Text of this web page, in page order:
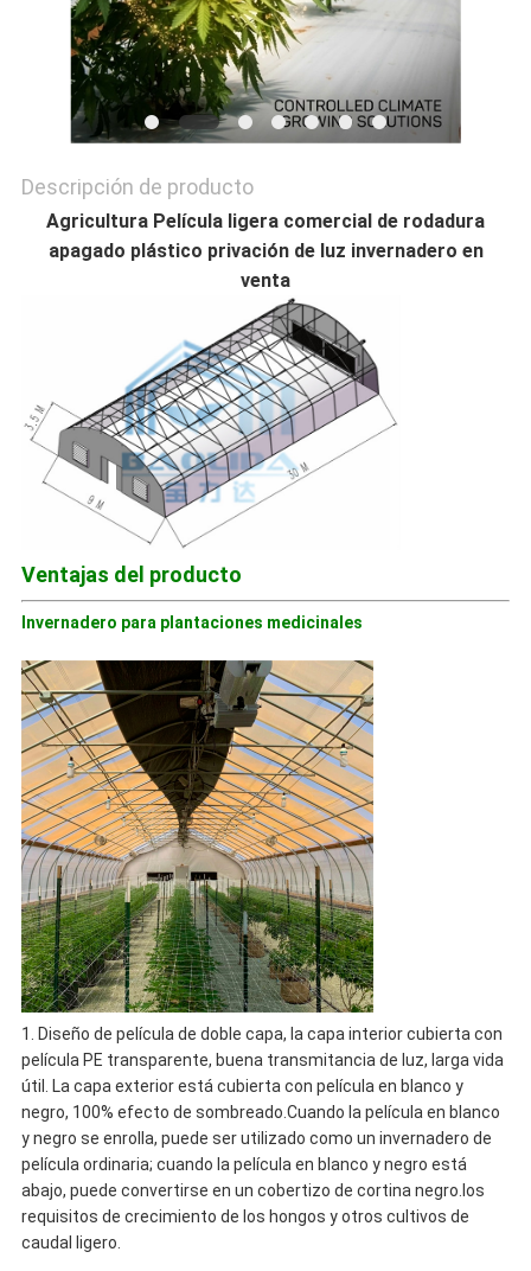
PRIVACIDAD
Descripción de producto
Agricultura Película ligera comercial de rodadura
apagado plástico privación de luz invernadero en
venta
Ventajas del producto
Invernadero para plantaciones medicinales
1. Diseño de película de doble capa, la capa interior cubierta con
película PE transparente, buena transmitancia de luz, larga vida
útil. La capa exterior está cubierta con película en blanco y
negro, 100% efecto de sombreado.Cuando la película en blanco
y negro se enrolla, puede ser utilizado como un invernadero de
película ordinaria; cuando la película en blanco y negro está
abajo, puede convertirse en un cobertizo de cortina negro.los
requisitos de crecimiento de los hongos y otros cultivos de
caudal ligero.